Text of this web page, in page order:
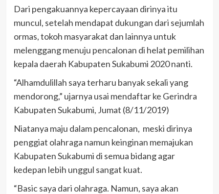
Dari pengakuannya kepercayaan dirinya itu
muncul, setelah mendapat dukungan dari sejumlah
ormas, tokoh masyarakat dan lainnya untuk
melenggang menuju pencalonan di helat pemilihan
kepala daerah Kabupaten Sukabumi 2020 nanti.
“Alhamdulillah saya terharu banyak sekali yang
mendorong,” ujarnya usai mendaftar ke Gerindra
Kabupaten Sukabumi, Jumat (8/11/2019)
Niatanya maju dalam pencalonan, meski dirinya
penggiat olahraga namun keinginan memajukan
Kabupaten Sukabumi di semua bidang agar
kedepan lebih unggul sangat kuat.
“Basic saya dari olahraga. Namun, saya akan